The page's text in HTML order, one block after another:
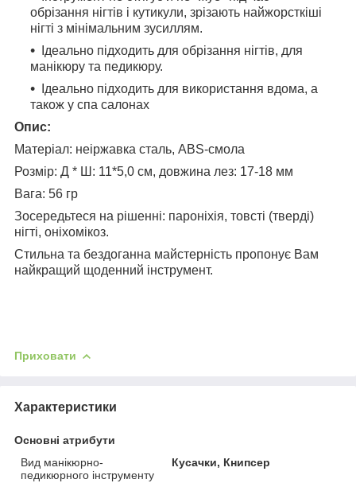
обрізання нігтів і кутикули, зрізають найжорсткіші
нігті з мінімальним зусиллям.
Ідеально підходить для обрізання нігтів, для
манікюру та педикюру.
Ідеально підходить для використання вдома, а
також у спа салонах
Опис:
Матеріал: неіржавка сталь, ABS-смола
Розмір: Д * Ш: 11*5,0 см, довжина лез: 17-18 мм
Вага: 56 гр
Зосередьтеся на рішенні: пароніхія, товсті (тверді)
нігті, оніхомікоз.
Стильна та бездоганна майстерність пропонує Вам
найкращий щоденний інструмент.
Приховати
Характеристики
Основні атрибути
Вид манікюрно-
педикюрного інструменту
Кусачки, Книпсер